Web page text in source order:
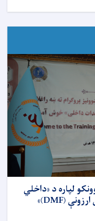
لپاره د «داخلي
تولیداتو د اقلامو د جامع دوسیې ارزونې (DMF)»